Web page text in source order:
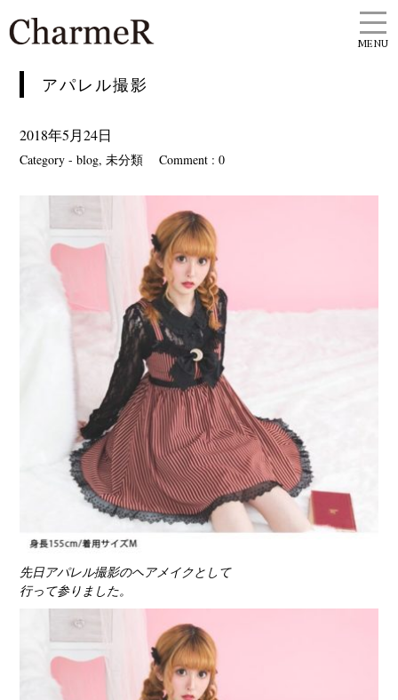
MENU
アパレル撮影
2018年5月24日
Category -blog,未分類 Comment : 0
先日アパレル撮影のヘアメイクとして
行って参りました。